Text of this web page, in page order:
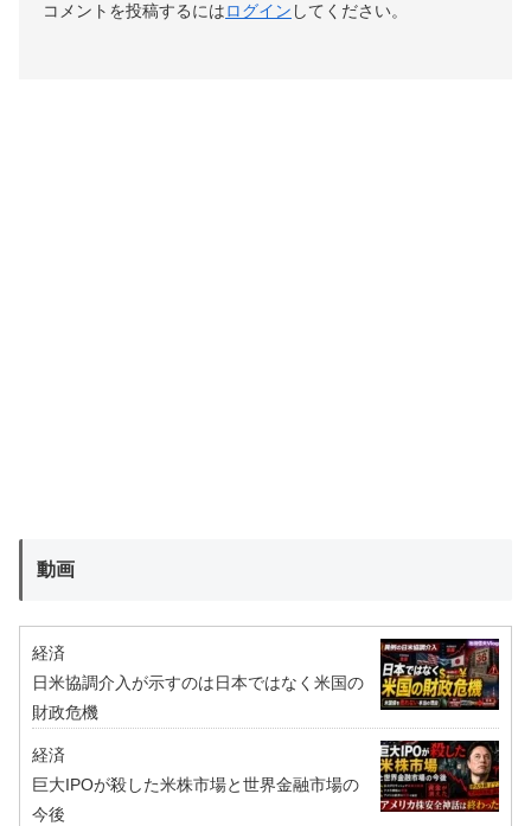
コメントを投稿するにはログイン してください。
動画
経済
日米協調介入が示すのは日本ではなく米国の
財政危機
経済
巨大IPOが殺した米株市場と世界金融市場の
今後